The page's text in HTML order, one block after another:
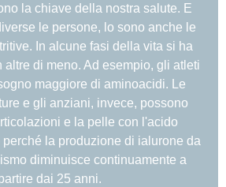
la chiave della nostra salute. E
le persone, lo sono anche le
In alcune fasi della vita si ha
altre di meno. Ad esempio, gli atleti
maggiore di aminoacidi. Le
e gli anziani, invece, possono
e la pelle con l'acido
la produzione di ialurone da
diminuisce continuamente a
dai 25 anni.